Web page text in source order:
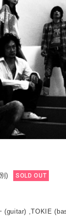
) SOLD OUT
(guitar) ,TOKIE